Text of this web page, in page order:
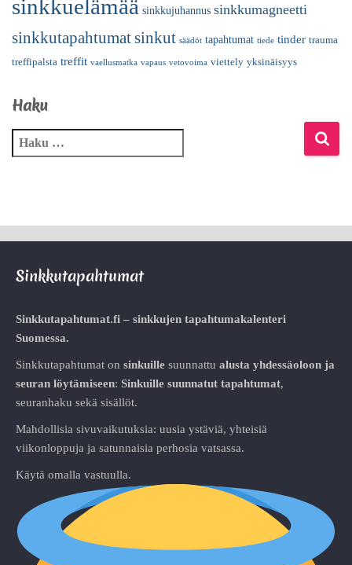
sinkkuelämää sinkkujuhannus sinkkumagneetti
sinkkutapahtumatsinkut säädöt tapahtumat tiede tinder trauma
treffipalsta treffit vaellusmatka vapaus vetovoima viettely yksinäisyys
Haku
Sinkkutapahtumat
Sinkkutapahtumat.fi – sinkkujen tapahtumakalenteri
Suomessa.
Sinkkutapahtumat on sinkuille suunnattu alusta yhdessäoloon ja
seuran löytämiseen: Sinkuille suunnatut tapahtumat,
seuranhaku sekä sisällöt.
Mahdollisia sivuvaikutuksia: uusia ystäviä, yhteisiä
viikonloppuja ja satunnaisia perhosia vatsassa.
Käytä omalla vastuulla.